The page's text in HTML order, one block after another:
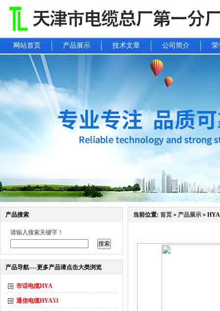
网站首页 产品展示 技术文章 公司简介 荣
产品搜索
请输入搜索关键字！
产品导航----更多产品请点击大类浏览
市话电缆HYA
通信电缆HYA53
当前位置: 首页 > 产品展示 >